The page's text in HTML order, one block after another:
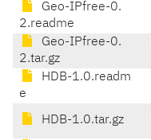
Geo-IPfree-0.
2.readme
Geo-IPfree-0.
2.tar.gz
HDB-1.0.readm
e
HDB-1.0.tar.gz